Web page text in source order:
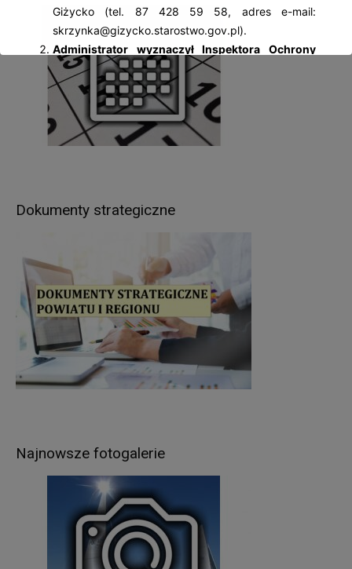
Dokumenty strategiczne
Najnowsze fotogalerie
Giżycko (tel. 87 428 59 58, adres e-mail:
skrzynka@gizycko.starostwo.gov.pl).
Administrator wyznaczył Inspektora Ochrony
Danych Osobowych
– Jolantę Palczewską, z
którą można się kontaktować: al. 1 Maja 14, 11-
500 Giżycko; tel. 87 428 59 58, adres e-mail:
iod@gizycko.starostwo.gov.pl.
Pani/Pana dane osobowe będą przetwarzane
kompetencyjnych (szczególnych) (np.: wydawanie
jazdy, pozwoleń na budowę, prowadzenie
ewidencji gruntów i budynków itp.),
realizacji umów zawartych z kontrahentami
Administratora,
w pozostałych przypadkach Pani/Pana dane
osobowe przetwarzane są wyłącznie na podstawie
wcześniej udzielonej zgody w zakresie i celu
określonym w treści zgody (np. sprawy dot.
danych osobowych jest
w przypadku wypełnienia obowiązków prawnych
ciążących na Administratorze - obowiązujące
przepisy prawa (art. 6 ust.1 lit. c RODO),
umowa zawarta między Panią/Panem a
Administratorem (art. 6 ust.1 lit. b RODO),
udzielona przez Panią/Pana zgoda na